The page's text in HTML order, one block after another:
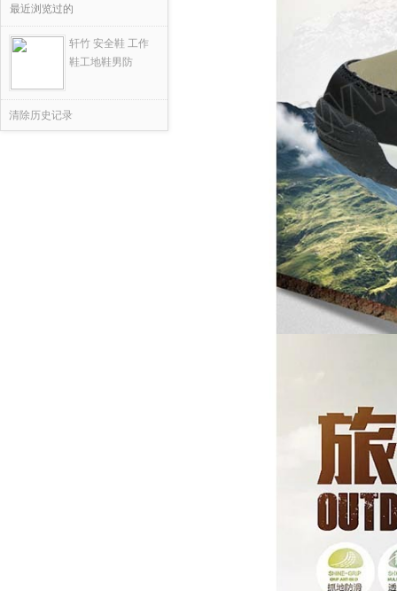
最近浏览过的
轩竹 安全鞋 工作
鞋工地鞋男防
清除历史记录